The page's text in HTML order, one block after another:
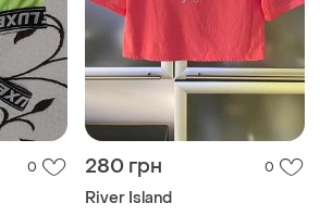
0 280 грн 0
River Island